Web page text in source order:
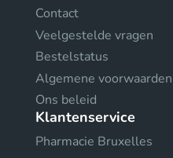
Contact
Veelgestelde vragen
Bestelstatus
Algemene voorwaarden
Ons beleid
Klantenservice
Pharmacie Bruxelles